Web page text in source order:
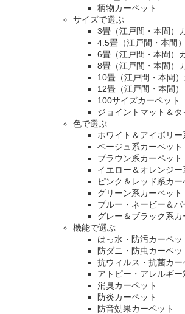
柄物カーペット
サイズで選ぶ
3畳（江戸間・本間）
4.5畳（江戸間・本間
6畳（江戸間・本間）
8畳（江戸間・本間）
10畳（江戸間・本間
12畳（江戸間・本間
100サイズカーペット
ジョイントマット＆タ
色で選ぶ
ホワイト＆アイボリー
ベージュ系カーペット
ブラウン系カーペット
イエロー＆オレンジー
ピンク＆レッド系カー
グリーン系カーペット
ブルー・ネービー＆
グレー＆ブラック系カ
機能で選ぶ
はっ水・防汚カーペッ
防ダニ・防虫カーペッ
抗ウィルス・抗菌カー
アトピー・アレルギー
消臭カーペット
防炎カーペット
防音効果カーペット